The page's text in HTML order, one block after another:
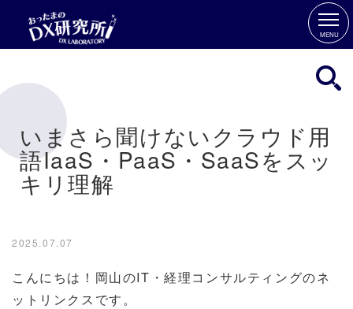
MENU
いまさら聞けないクラウド用
語IaaS・PaaS・SaaSをスッ
キリ理解
2025.07.07
こんにちは！岡山のIT・経理コンサルティングのネ
ットリンクスです。